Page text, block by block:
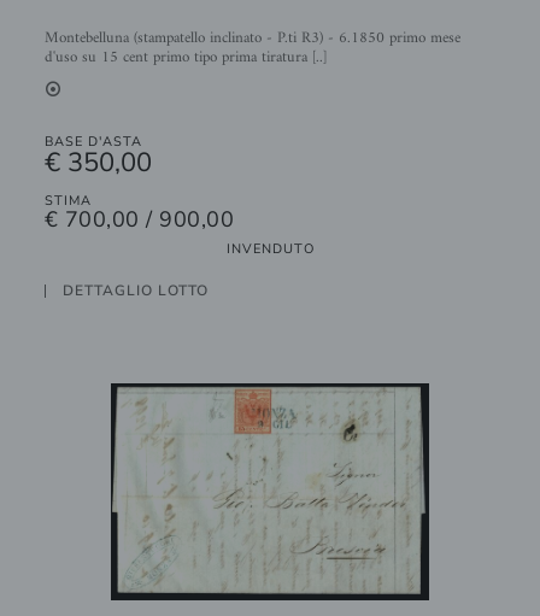
Montebelluna (stampatello inclinato - P.ti R3) - 6.1850 primo mese
d'uso su 15 cent primo tipo prima tiratura [..]
2
BASE D'ASTA
€ 350,00
STIMA
€ 700,00 / 900,00
INVENDUTO
DETTAGLIO LOTTO